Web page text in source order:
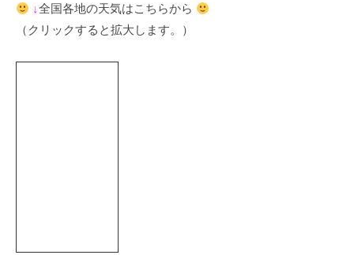
↓全国各地の天気はこちらから
（クリックすると拡大します。）